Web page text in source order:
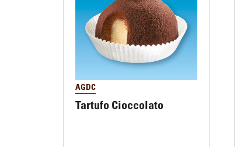
AGDC
Tartufo Cioccolato